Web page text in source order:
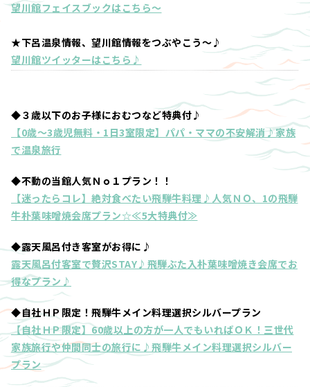
望川館フェイスブックはこちら～
★下呂温泉情報、望川館情報をつぶやこう～♪
望川館ツイッターはこちら♪
◆３歳以下のお子様におむつなど特典付♪
【0歳～3歳児無料・1日3室限定】パパ・ママの不安解消♪家族
で温泉旅行
◆不動の当館人気Ｎｏ１プラン！！
【迷ったらコレ】絶対食べたい飛騨牛料理♪人気ＮＯ、1の飛騨
牛朴葉味噌焼会席プラン☆≪5大特典付≫
◆露天風呂付き客室がお得に♪
露天風呂付客室で贅沢STAY♪飛騨ぶた入朴葉味噌焼き会席でお
得なプラン♪
◆自社ＨＰ限定！飛騨牛メイン料理選択シルバープラン
【自社ＨＰ限定】60歳以上の方が一人でもいればＯＫ！三世代
家族旅行や仲間同士の旅行に♪飛騨牛メイン料理選択シルバー
プラン